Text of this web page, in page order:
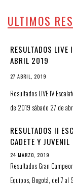
ULTIMOS
RESULTADOS LIVE
ABRIL 2019
27 ABRIL, 2019
Resultados LIVE IV
de 2019 sábado 27 de
RESULTADOS II
CADETE Y JUVENIL
24 MARZO, 2019
Resultados Gran
Equipos, Bogotá, del 7